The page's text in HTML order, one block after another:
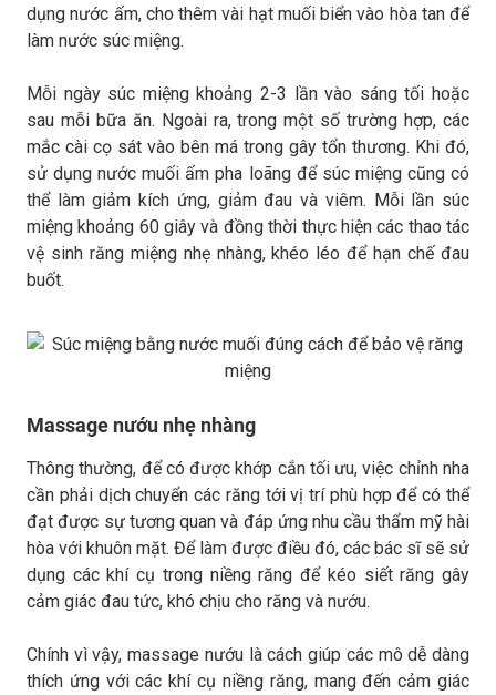
dụng nước ấm, cho thêm vài hạt muối biển vào hòa tan để
làm nước súc miệng.
Mỗi ngày súc miệng khoảng 2-3 lần vào sáng tối hoặc
sau mỗi bữa ăn. Ngoài ra, trong một số trường hợp, các
mắc cài cọ sát vào bên má trong gây tổn thương. Khi đó,
sử dụng nước muối ấm pha loãng để súc miệng cũng có
thể làm giảm kích ứng, giảm đau và viêm. Mỗi lần súc
miệng khoảng 60 giây và đồng thời thực hiện các thao tác
vệ sinh răng miệng nhẹ nhàng, khéo léo để hạn chế đau
buốt.
Massage nướu nhẹ nhàng
Thông thường, để có được khớp cắn tối ưu, việc chỉnh nha
cần phải dịch chuyển các răng tới vị trí phù hợp để có thể
đạt được sự tương quan và đáp ứng nhu cầu thẩm mỹ hài
hòa với khuôn mặt. Để làm được điều đó, các bác sĩ sẽ sử
dụng các khí cụ trong niềng răng để kéo siết răng gây
cảm giác đau tức, khó chịu cho răng và nướu.
Chính vì vậy, massage nướu là cách giúp các mô dễ dàng
thích ứng với các khí cụ niềng răng, mang đến cảm giác